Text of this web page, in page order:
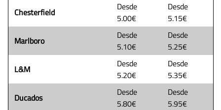
Chesterfield
Desde
5.00€
Desde
5.15€
Marlboro
Desde
5.10€
Desde
5.25€
L&M
Desde
5.20€
Desde
5.35€
Ducados
Desde
5.80€
Desde
5.95€